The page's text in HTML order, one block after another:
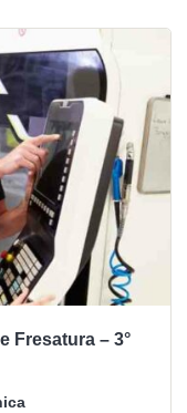
Fresatura – 3°